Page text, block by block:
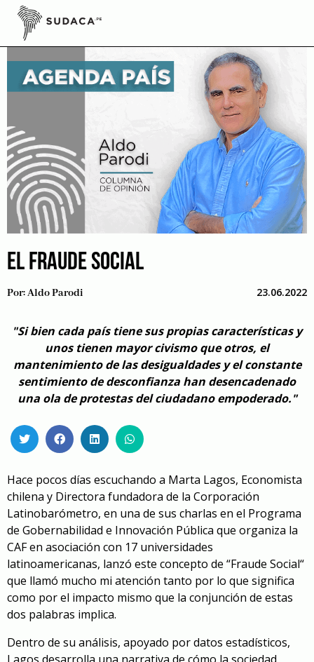
Skip
content
EL FRAUDE SOCIAL
Por:Aldo Parodi 23.06.2022
"Si bien cada país tiene sus propias características y
unos tienen mayor civismo que otros, el
mantenimiento de las desigualdades y el constante
sentimiento de desconfianza han desencadenado
una ola de protestas del ciudadano empoderado."
Hace pocos días escuchando a Marta Lagos, Economista
chilena y Directora fundadora de la Corporación
Latinobarómetro, en una de sus charlas en el Programa
de Gobernabilidad e Innovación Pública que organiza la
CAF en asociación con 17 universidades
latinoamericanas, lanzó este concepto de “Fraude Social“
que llamó mucho mi atención tanto por lo que significa
como por el impacto mismo que la conjunción de estas
dos palabras implica.
Dentro de su análisis, apoyado por datos estadísticos,